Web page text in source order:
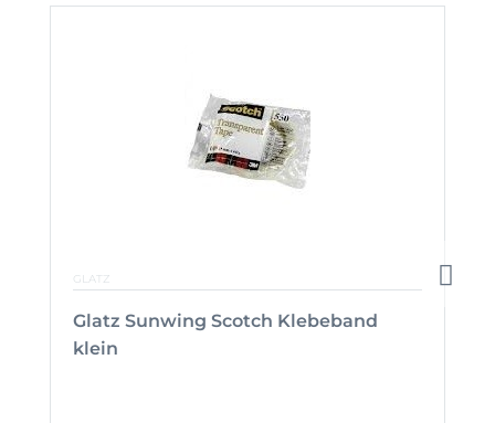
GLATZ
Glatz Sunwing Scotch Klebeband
klein